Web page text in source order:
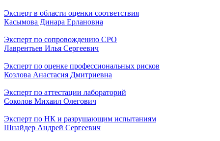
Эксперт в области оценки соответствия
Касымова Динара Ерлановна
Эксперт по сопровождению СРО
Лаврентьев Илья Сергеевич
Эксперт по оценке профессиональных рисков
Козлова Анастасия Дмитриевна
Эксперт по аттестации лабораторий
Соколов Михаил Олегович
Эксперт по НК и разрушающим испытаниям
Шнайдер Андрей Сергеевич